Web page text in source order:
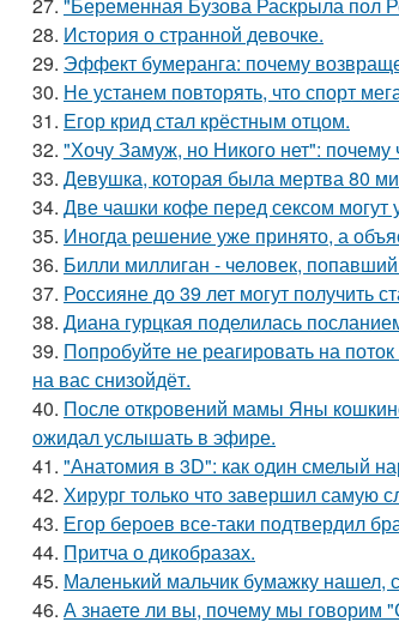
28. История о странной девочке.
29. Эффект бумеранга: почему
30. Не устанем повторять, что спорт
31. Егор крид стал крёстным отцом.
32. "Хочу Замуж, но Никого нет": почему
33. Девушка, которая была мертва 80
34. Две чашки кофе перед сексом могут
35. Иногда решение уже принято, а
36. Билли миллиган - чeловек,
37. Россияне до 39 лет могут получить
38. Диана гурцкая поделилась
39. Попробуйте не реагировать на
на вас снизойдёт.
40. После откровений мамы Яны
ожидал услышать в эфире.
41. "Анатомия в 3D": как один смелый
42. Хирург только что завершил самую
43. Егор бероев все-таки подтвердил
44. Притча о дикобразах.
45. Маленький мальчик бумажку нашел,
46. А знаете ли вы, почему мы говорим